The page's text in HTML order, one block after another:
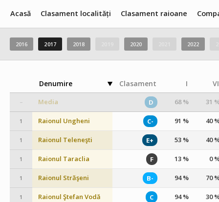
Acasă Clasament localități Clasament raioane
2016 2017 2018 2020 2022
Denumire Clasament I VI
– Media D 68 % 31
1 Raionul Ungheni C- 91 % 40
1 Raionul Teleneşti E+ 53 % 40
1 Raionul Taraclia F 13 % 0
1 Raionul Străşeni B- 94 % 70
1 Raionul Ştefan Vodă C 94 % 30